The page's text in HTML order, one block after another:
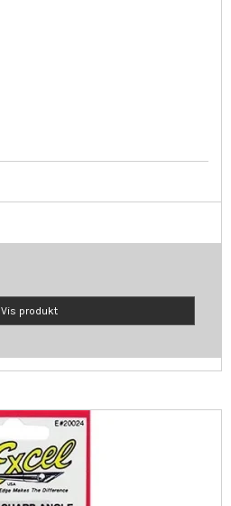
Vis produkt